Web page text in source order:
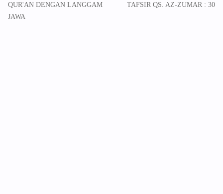
QUR'AN DENGAN LANGGAM
JAWA
TAFSIR QS. AZ-ZUMAR : 30